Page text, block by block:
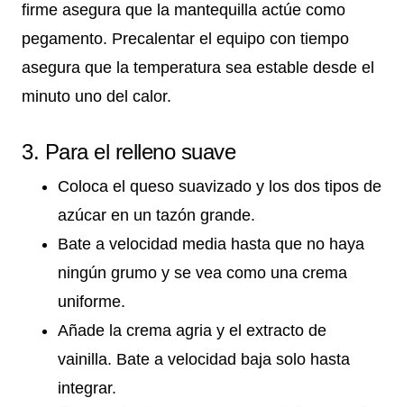
firme asegura que la mantequilla actúe como
pegamento. Precalentar el equipo con tiempo
asegura que la temperatura sea estable desde el
minuto uno del calor.
3. Para el relleno suave
Coloca el queso suavizado y los dos tipos de
azúcar en un tazón grande.
Bate a velocidad media hasta que no haya
ningún grumo y se vea como una crema
uniforme.
Añade la crema agria y el extracto de
vainilla. Bate a velocidad baja solo hasta
integrar.